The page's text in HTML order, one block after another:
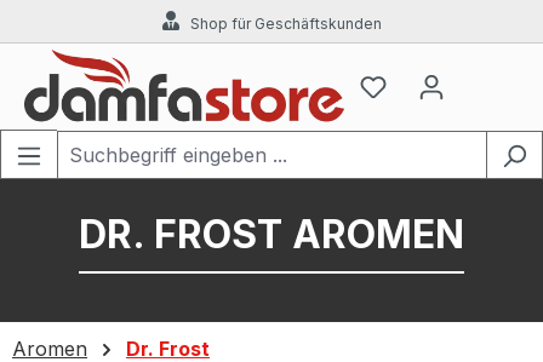
Zum Hauptinhalt springenShop für Geschäftskunden
DR. FROST AROMEN
Aromen
Dr. Frost